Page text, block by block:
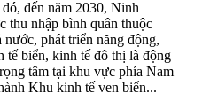
đến năm 2030, Ninh
thu nhập bình quân thuộc
phát triển năng động,
tế biển, kinh tế đô thị là động
tâm tại khu vực phía Nam
Khu kinh tế ven biển...